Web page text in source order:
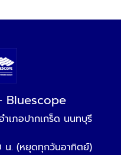
Bluescope
เภอปากเกร็ด นนทบุรี
น. (หยุดทุกวันอาทิตย์)